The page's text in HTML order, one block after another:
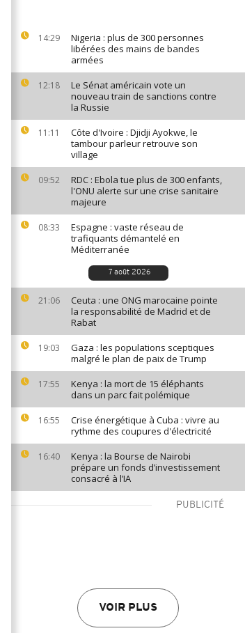
14:29
Nigeria : plus de 300 personnes
libérées des mains de bandes
armées
12:18
Le Sénat américain vote un
nouveau train de sanctions contre
la Russie
11:11
Côte d'Ivoire : Djidji Ayokwe, le
tambour parleur retrouve son
village
09:52
RDC : Ebola tue plus de 300 enfants,
l'ONU alerte sur une crise sanitaire
majeure
08:33
Espagne : vaste réseau de
trafiquants démantelé en
Méditerranée
7 août 2026
21:06
Ceuta : une ONG marocaine pointe
la responsabilité de Madrid et de
Rabat
19:03
Gaza : les populations sceptiques
malgré le plan de paix de Trump
17:55
Kenya : la mort de 15 éléphants
dans un parc fait polémique
16:55
Crise énergétique à Cuba : vivre au
rythme des coupures d'électricité
16:40
Kenya : la Bourse de Nairobi
prépare un fonds d’investissement
consacré à l’IA
PUBLICITÉ
VOIR PLUS